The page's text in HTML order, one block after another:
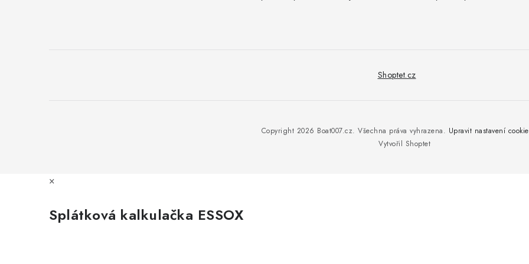
Shoptet.cz
Vytvořil Shoptet
Copyright 2026 Boat007.cz. Všechna práva vyhrazena. Upravit nastavení
×
Splátková kalkulačka ESSOX